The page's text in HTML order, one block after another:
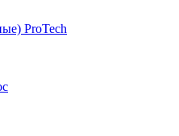
ProTech